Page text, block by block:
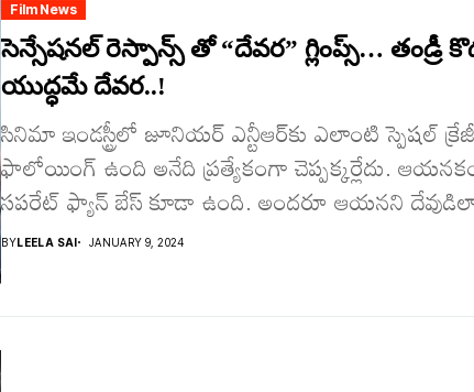
Film News
సెన్సేషనల్ రెస్పాన్స్ తో “దేవర” గ్లింప్స్… తండ్రీ
యుద్ధమే దేవర..!
సినిమా ఇండస్ట్రీలో జూనియర్ ఎన్టీఆర్‌కు ఎలాంటి స్పెషల్
ఫాలోయింగ్ ఉంది అనేది ప్రత్యేకంగా చెప్పక్కర్లేదు.
సపరేట్ ఫ్యాన్ బేస్ కూడా ఉంది. అందరూ ఆయనని
BYLEELA SAI JANUARY 9, 2024